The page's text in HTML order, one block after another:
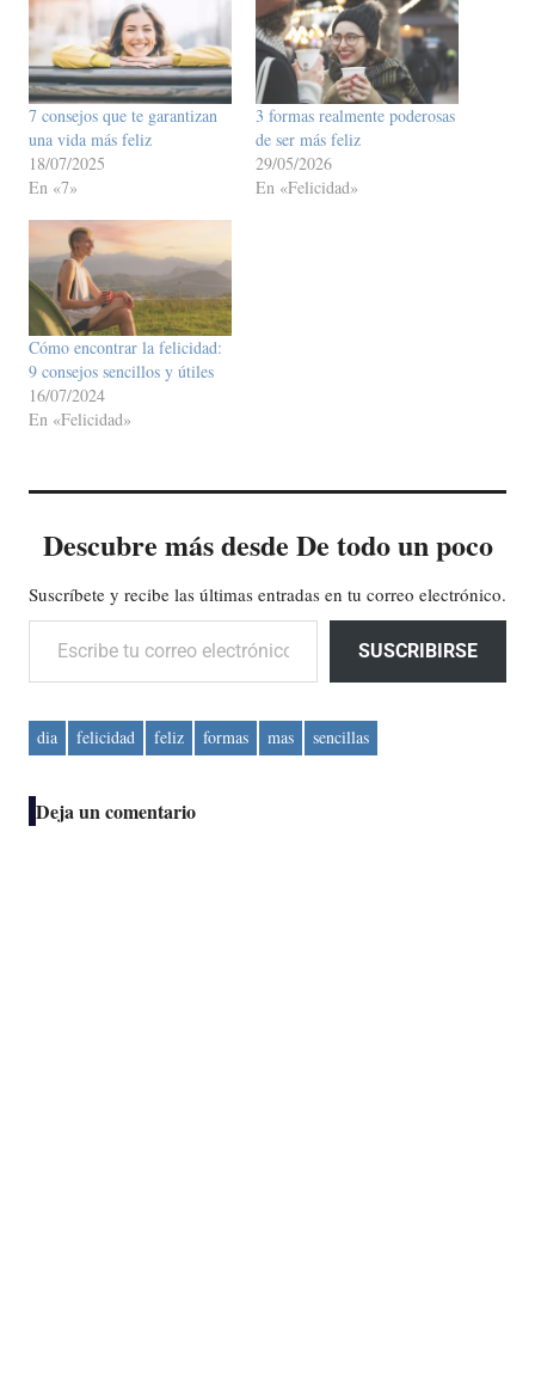
7 consejos que te garantizan
una vida más feliz
18/07/2025
En «7»
3 formas realmente poderosas
de ser más feliz
29/05/2026
En «Felicidad»
Cómo encontrar la felicidad:
9 consejos sencillos y útiles
16/07/2024
En «Felicidad»
Descubre más desde De todo un poco
Suscríbete y recibe las últimas entradas en tu correo electrónico.
Escribe tu correo electrónico…
SUSCRIBIRSE
dia felicidad feliz formas mas sencillas
Deja un comentario